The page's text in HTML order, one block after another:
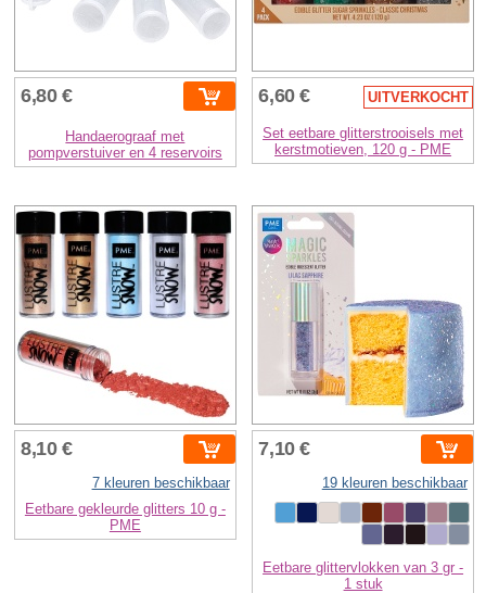
6,80 €
Handaerograaf met
pompverstuiver en 4 reservoirs
6,60 € UITVERKOCHT
Set eetbare glitterstrooisels met
kerstmotieven, 120 g - PME
8,10 €
7 kleuren beschikbaar
Eetbare gekleurde glitters 10 g -
PME
7,10 €
19 kleuren beschikbaar
Eetbare glittervlokken van 3 gr -
1 stuk